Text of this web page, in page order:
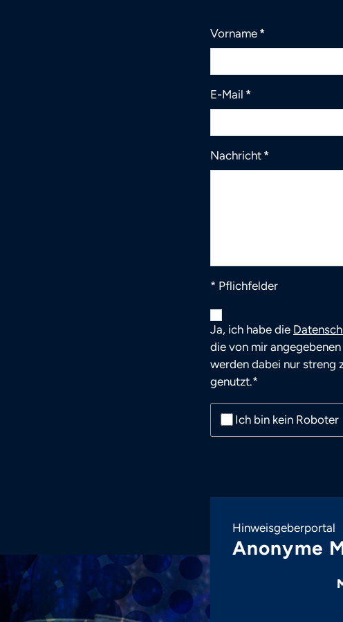
Vorname *
E-Mail *
Nachricht *
* Pflichfelder
Ja, ich habe die
die von mir
werden dabei nur streng
genutzt.*
Ich bin kein Roboter
Hinweisgeberportal
Anonyme